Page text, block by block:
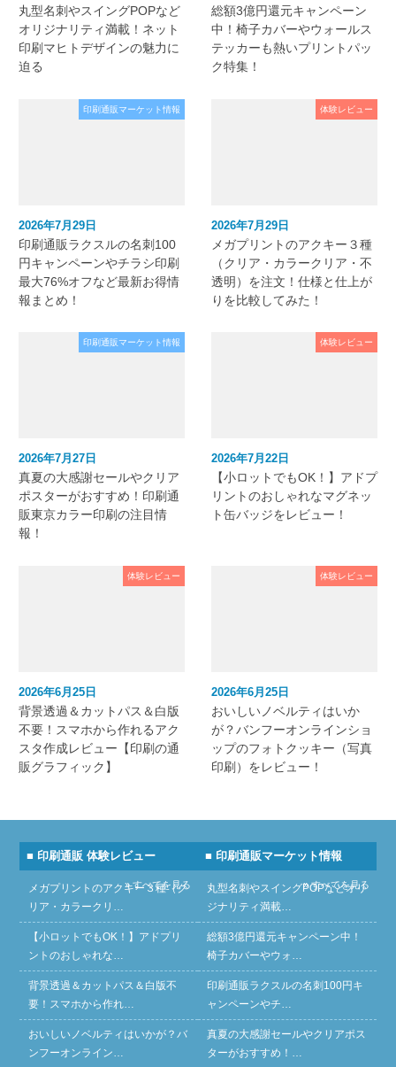
丸型名刺やスイングPOPなど
オリジナリティ満載！ネット
印刷マヒトデザインの魅力に
迫る
総額3億円還元キャンペーン
中！椅子カバーやウォールス
テッカーも熱いプリントパッ
ク特集！
印刷通販マーケット情報
2026年7月29日
印刷通販ラクスルの名刺100
円キャンペーンやチラシ印刷
最大76%オフなど最新お得情
報まとめ！
体験レビュー
2026年7月29日
メガプリントのアクキー３種
（クリア・カラークリア・不
透明）を注文！仕様と仕上が
りを比較してみた！
印刷通販マーケット情報
2026年7月27日
真夏の大感謝セールやクリア
ポスターがおすすめ！印刷通
販東京カラー印刷の注目情
報！
体験レビュー
2026年7月22日
【小ロットでもOK！】アドプ
リントのおしゃれなマグネッ
ト缶バッジをレビュー！
体験レビュー
2026年6月25日
背景透過＆カットパス＆白版
不要！スマホから作れるアク
スタ作成レビュー【印刷の通
販グラフィック】
体験レビュー
2026年6月25日
おいしいノベルティはいか
が？バンフーオンラインショ
ップのフォトクッキー（写真
印刷）をレビュー！
■ 印刷通販 体験レビュー
» すべてを見る
メガプリントのアクキー３種（ク
リア・カラークリ…
【小ロットでもOK！】アドプリ
ントのおしゃれな…
背景透過＆カットパス＆白版不
要！スマホから作れ…
おいしいノベルティはいかが？バ
ンフーオンライン…
■ 印刷通販マーケット情報
» すべてを見る
丸型名刺やスイングPOPなどオリ
ジナリティ満載…
総額3億円還元キャンペーン中！
椅子カバーやウォ…
印刷通販ラクスルの名刺100円キ
ャンペーンやチ…
真夏の大感謝セールやクリアポス
ターがおすすめ！…